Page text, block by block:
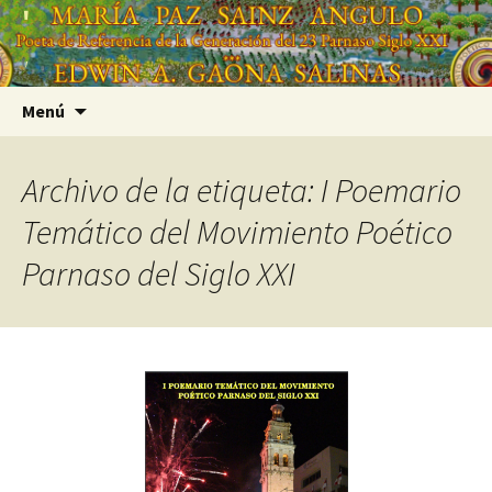
Saltar
al
contenido
'
'
Menú
Archivo de la etiqueta: I Poemario
Temático del Movimiento Poético
Parnaso del Siglo XXI